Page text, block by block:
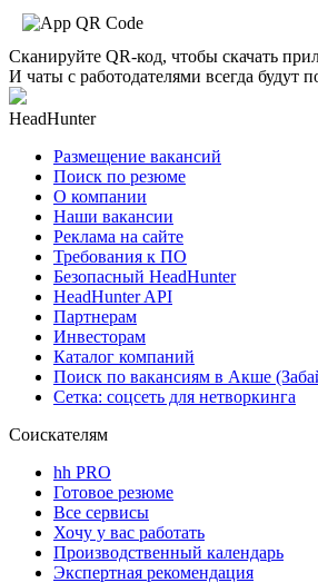
Сканируйте QR-код, чтобы скачать
И чаты с работодателями всегда будут
HeadHunter
Размещение вакансий
Поиск по резюме
О компании
Наши вакансии
Реклама на сайте
Требования к ПО
Безопасный HeadHunter
HeadHunter API
Партнерам
Инвесторам
Каталог компаний
Поиск по вакансиям в Акше
Сетка: соцсеть для нетворкинга
Соискателям
hh PRO
Готовое резюме
Все сервисы
Хочу у вас работать
Производственный календарь
Экспертная рекомендация